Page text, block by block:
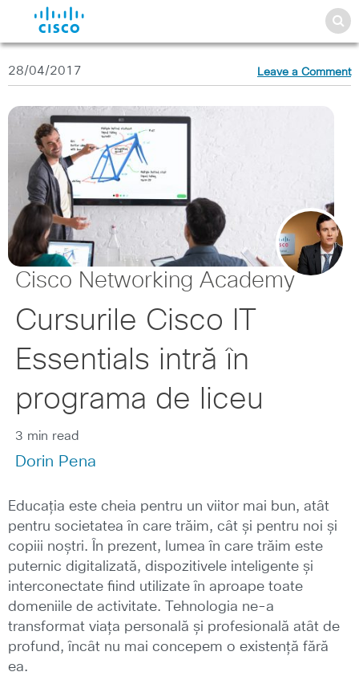
28/04/2017 Leave a Comment
Cisco Networking Academy
Cursurile Cisco IT
Essentials intră în
programa de liceu
3 min read
Dorin Pena
Educația este cheia pentru un viitor mai bun, atât
pentru societatea în care trăim, cât și pentru noi și
copiii noștri. În prezent, lumea în care trăim este
puternic digitalizată, dispozitivele inteligente și
interconectate fiind utilizate în aproape toate
domeniile de activitate. Tehnologia ne-a
transformat viața personală și profesională atât de
profund, încât nu mai concepem o existență fără
ea.